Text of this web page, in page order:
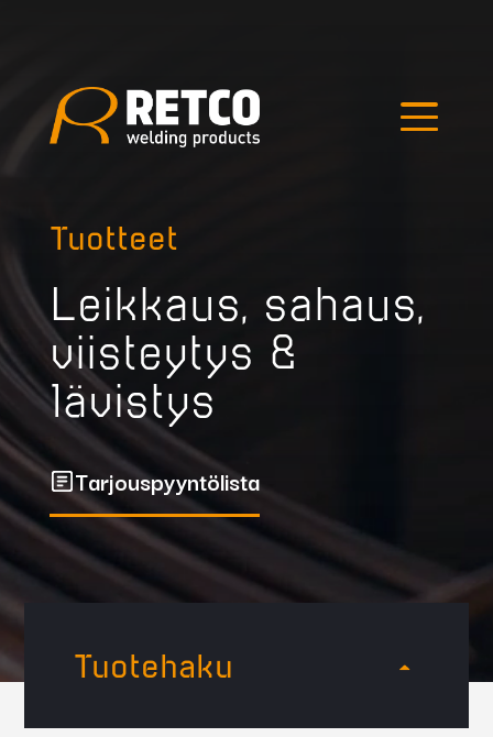
Tuotteet
Leikkaus, sahaus,
viisteytys &
lävistys
Tarjouspyyntölista
Tuotehaku
Hae tuotteista
Outlet